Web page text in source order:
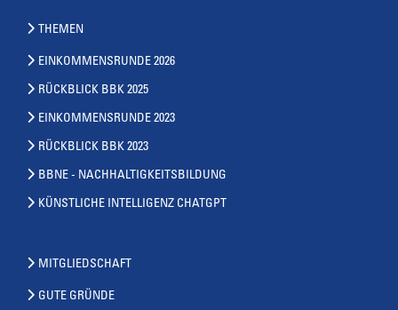
THEMEN
EINKOMMENSRUNDE 2026
RÜCKBLICK BBK 2025
EINKOMMENSRUNDE 2023
RÜCKBLICK BBK 2023
BBNE - NACHHALTIGKEITSBILDUNG
KÜNSTLICHE INTELLIGENZ CHATGPT
MITGLIEDSCHAFT
GUTE GRÜNDE